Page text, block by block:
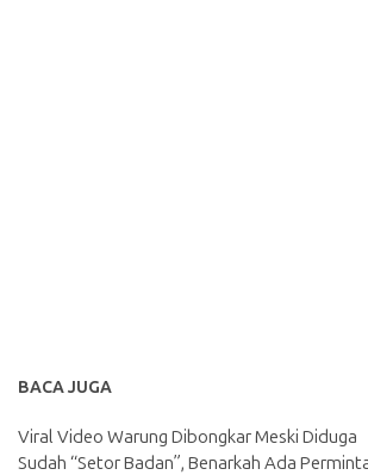
BACA JUGA
Viral Video Warung Dibongkar Meski Diduga
Sudah “Setor Badan”, Benarkah Ada